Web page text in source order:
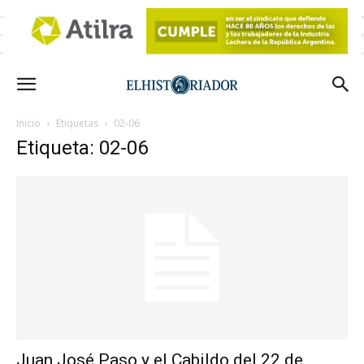
Inicio Etiquetas 02-06
Etiqueta: 02-06